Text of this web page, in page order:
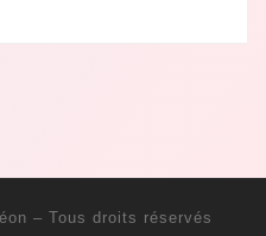
– Tous droits réservés